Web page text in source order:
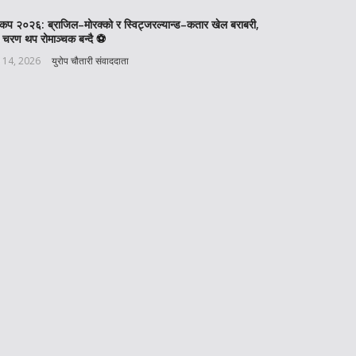
२०२६: ब्राजिल–मोरक्को र स्विट्जरल्यान्ड–कतार खेल बराबरी,
थप रोमाञ्चक बन्दै ⚽️
14, 2026 युरोप चौतारी संवाददाता